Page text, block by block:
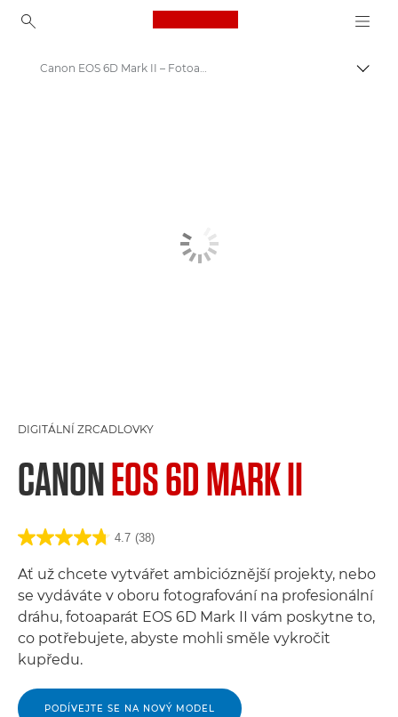
Canon Logo, back to
Canon EOS 6D Mark II – Fotoaparáty
DIGITÁLNÍ ZRCADLOVKY
CANONEOS 6D MARK II
4.7 (38)
Ať už chcete vytvářet ambicióznější projekty, nebo
se vydáváte v oboru fotografování na profesionální
dráhu, fotoaparát EOS 6D Mark II vám poskytne to,
co potřebujete, abyste mohli směle vykročit
kupředu.
PODÍVEJTE SE NA NOVÝ MODEL